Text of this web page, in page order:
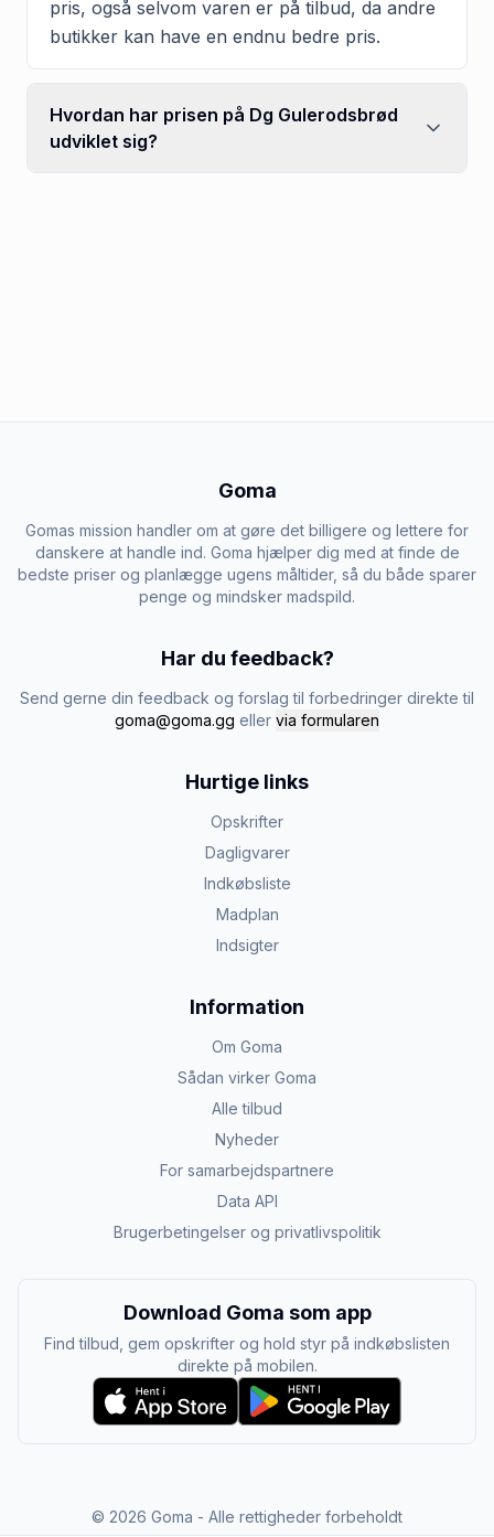
pris, også selvom varen er på tilbud, da andre
butikker kan have en endnu bedre pris.
Hvordan har prisen på Dg Gulerodsbrød
udviklet sig?
Goma
Gomas mission handler om at gøre det billigere og lettere for
danskere at handle ind. Goma hjælper dig med at finde de
bedste priser og planlægge ugens måltider, så du både sparer
penge og mindsker madspild.
Har du feedback?
Send gerne din feedback og forslag til forbedringer direkte til
goma@goma.gg eller via formularen
Hurtige links
Opskrifter
Dagligvarer
Indkøbsliste
Madplan
Indsigter
Information
Om Goma
Sådan virker Goma
Alle tilbud
Nyheder
For samarbejdspartnere
Data API
Brugerbetingelser og privatlivspolitik
Download Goma som app
Find tilbud, gem opskrifter og hold styr på indkøbslisten
direkte på mobilen.
© 2026 Goma - Alle rettigheder forbeholdt